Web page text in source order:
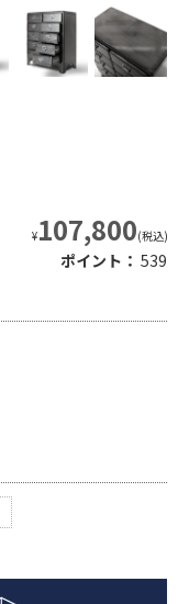
¥107,800(税込)
ポイント： 539